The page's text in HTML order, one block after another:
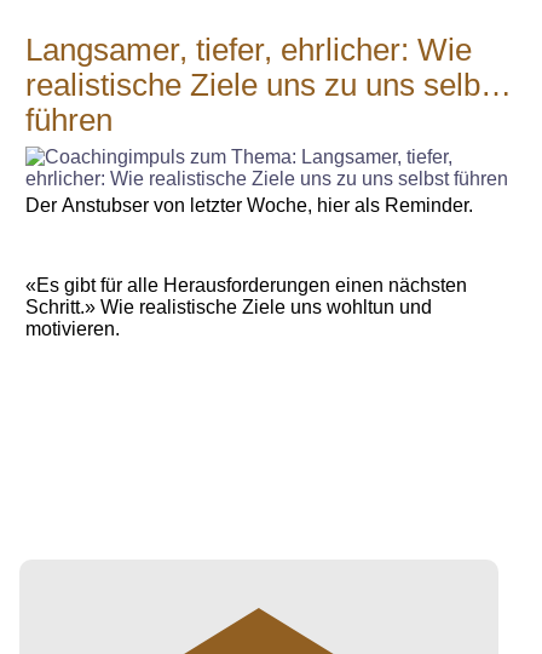
Enneagramgermany.de erfahren.
Langsamer, tiefer, ehrlicher: Wie
realistische Ziele uns zu uns selbst
führen
Der Anstubser von letzter Woche, hier als Reminder.
«Es gibt für alle Herausforderungen einen nächsten
Schritt.» Wie realistische Ziele uns wohltun und
motivieren.